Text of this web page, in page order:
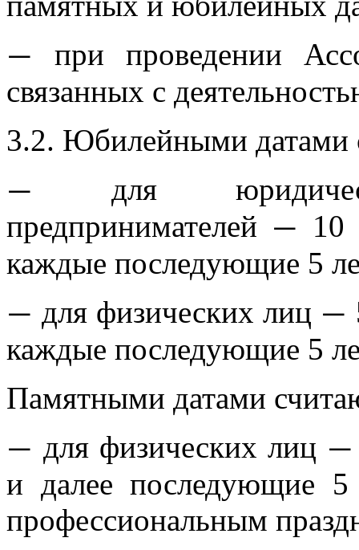
—
при проведении
связанных с
3.2. Юбилейными датами
—
для
предпринимателей
—
10
каждые последующие 5
— для физических лиц —
каждые последующие 5
Памятными датами
— для физических лиц —
и далее последующие 5
профессиональным